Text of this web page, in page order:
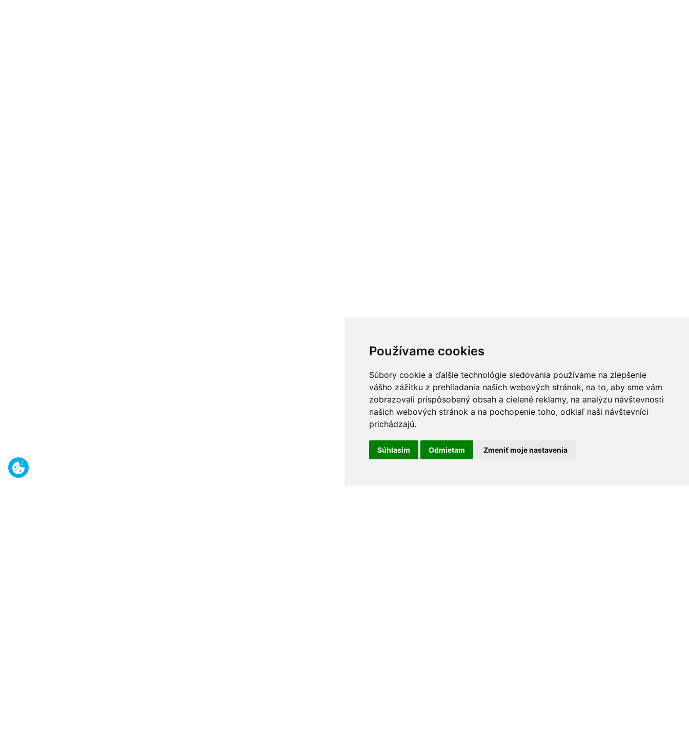
Používame cookies
Súbory cookie a ďalšie technológie sledovania používame na zlepšenie
vášho zážitku z prehliadania našich webových stránok, na to, aby sme vám
zobrazovali prispôsobený obsah a cielené reklamy, na analýzu návštevnosti
našich webových stránok a na pochopenie toho, odkiaľ naši návštevníci
prichádzajú.
Súhlasím Odmietam Zmeniť moje nastavenia